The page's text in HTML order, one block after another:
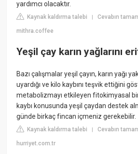
yardımcı olacaktır.
Kaynak kaldırma talebi |Cevabın
mithra.coffee
Yeşil çay karın yağlarını
Bazı çalışmalar yeşil çayın, karın yağı
uyardığı ve kilo kaybını teşvik ettiğini
metabolizmayı etkileyen fitokimyasal bir
kaybı konusunda yeşil çaydan destek
günde birkaç fincan içmeniz gerekebilir.
Kaynak kaldırma talebi |Cevabın
hurriyet.com.tr